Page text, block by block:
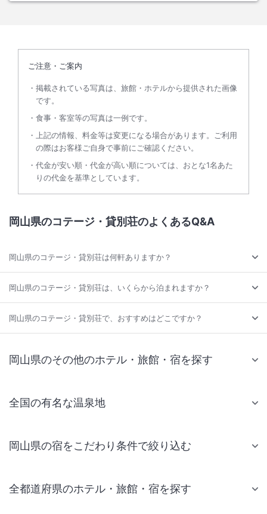
ご注意・ご案内
掲載されている写真は、旅館・ホテルから提供された画像
です。
食事・客室等の写真は一例です。
上記の情報、料金等は変更になる場合があります。ご利用
の際はお客様ご自身で事前にご確認ください。
代金が安い順・代金が高い順については、おとな1名あた
りの代金を基準としています。
岡山県のコテージ・貸別荘のよくあるQ&A
岡山県のコテージ・貸別荘は何軒ありますか？
岡山県のコテージ・貸別荘は、いくらから泊まれますか？
岡山県のコテージ・貸別荘で、おすすめはどこですか？
岡山県のその他のホテル・旅館・宿を探す
全国の有名な温泉地
岡山県の宿をこだわり条件で絞り込む
全都道府県のホテル・旅館・宿を探す